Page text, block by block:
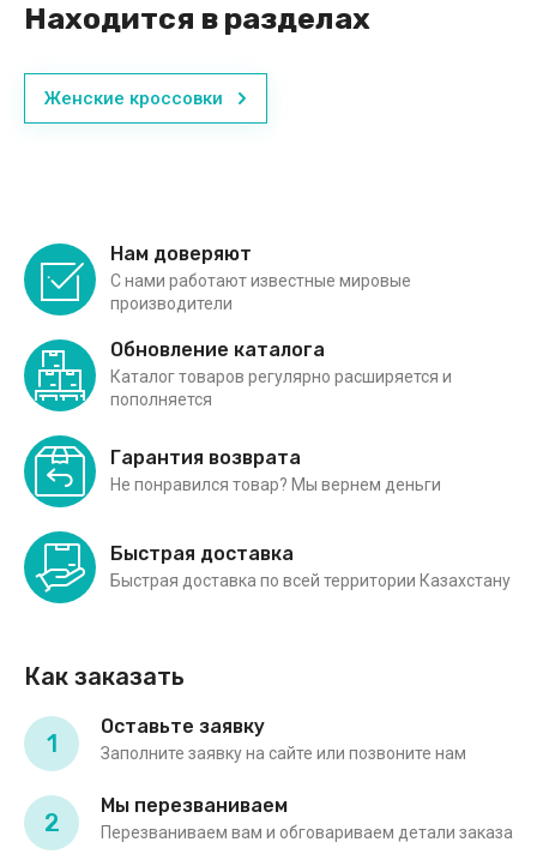
Находится в разделах
Женские кроссовки
Нам доверяют
С нами работают известные мировые
производители
Обновление каталога
Каталог товаров регулярно расширяется и
пополняется
Гарантия возврата
Не понравился товар? Мы вернем деньги
Быстрая доставка
Быстрая доставка по всей территории Казахстану
Как заказать
1
Оставьте заявку
Заполните заявку на сайте или позвоните нам
2
Мы перезваниваем
Перезваниваем вам и обговариваем детали заказа